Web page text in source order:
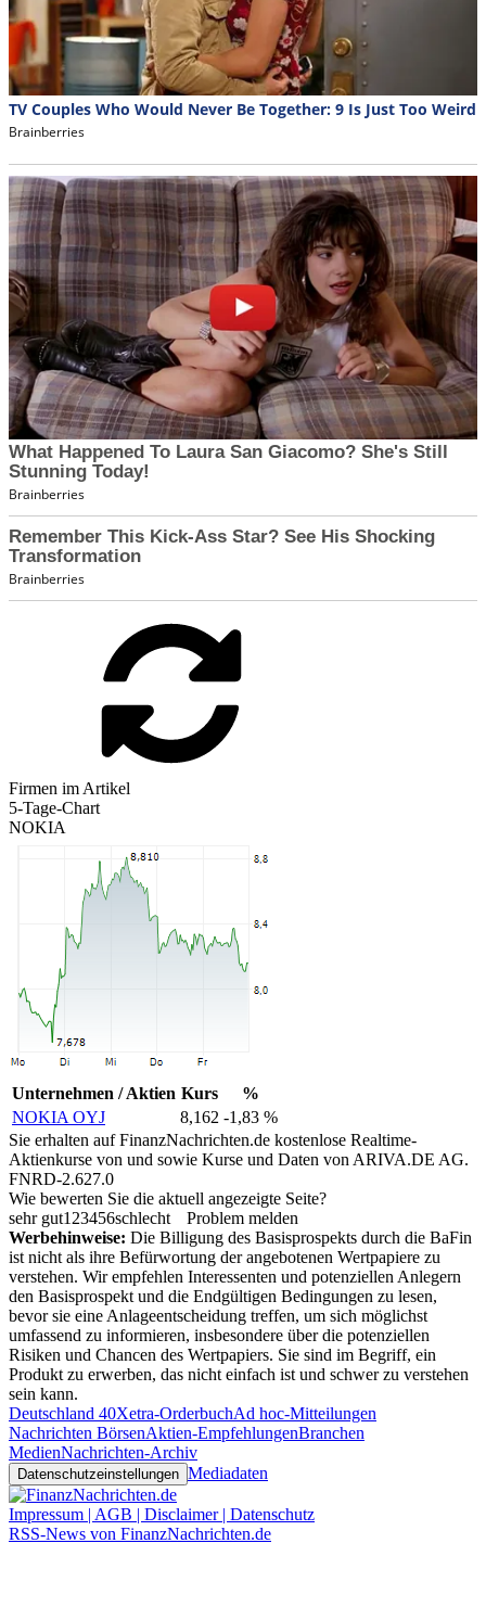
Firmen im Artikel
5-Tage-Chart
NOKIA
Unternehmen / Aktien Kurs
%
NOKIA OYJ
8,162 -1,83 %
Sie erhalten auf FinanzNachrichten.de kostenlose Realtime-
Aktienkurse von und sowie Kurse und Daten von ARIVA.DE AG.
FNRD-2.627.0
Wie bewerten Sie die aktuell angezeigte Seite?
sehr gut1 23456schlecht
Problem melden
Werbehinweise: Die Billigung des Basisprospekts durch die BaFin
ist nicht als ihre Befürwortung der angebotenen Wertpapiere zu
verstehen. Wir empfehlen Interessenten und potenziellen Anlegern
den Basisprospekt und die Endgültigen Bedingungen zu lesen,
bevor sie eine Anlageentscheidung treffen, um sich möglichst
umfassend zu informieren, insbesondere über die potenziellen
Risiken und Chancen des Wertpapiers. Sie sind im Begriff, ein
Produkt zu erwerben, das nicht einfach ist und schwer zu verstehen
sein kann.
Deutschland 40Xetra-OrderbuchAd hoc-Mitteilungen
Nachrichten BörsenAktien-EmpfehlungenBranchen
MedienNachrichten-Archiv
Datenschutzeinstellungen Mediadaten
Impressum | AGB | Disclaimer | Datenschutz
RSS-News von FinanzNachrichten.de